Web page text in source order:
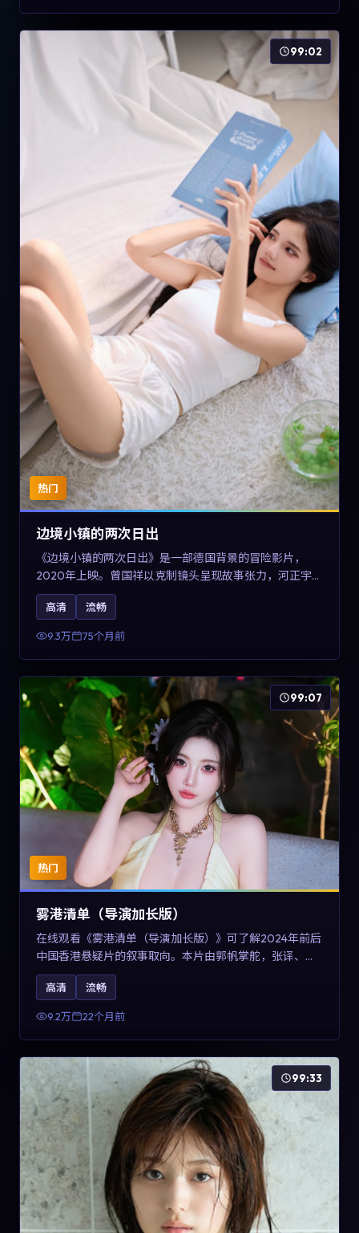
热门
99:02
边境小镇的两次日出
《边境小镇的两次日出》是一部德国背景的冒险影片，
2020年上映。曾国祥以克制镜头呈现故事张力，河正宇、
孙俪与任素汐的对手戏可圈可点。剧情层面在战争余波中
刻画小人物的尊严与信念，对关注导演风格与演员阵容的
观众具有检索与收藏价值。
高清 流畅
9.3万 75个月前
热门
99:07
雾港清单（导演加长版）
在线观看《雾港清单（导演加长版）》可了解2024年前后
中国香港悬疑片的叙事取向。本片由郭帆掌舵，张译、王
景春与咏梅主演，情节通过音乐与声音设计强化情绪张
力，兼具娱乐性与讨论空间，适合作为片单补充与类型对
比参考。
高清 流畅
9.2万 22个月前
99:33